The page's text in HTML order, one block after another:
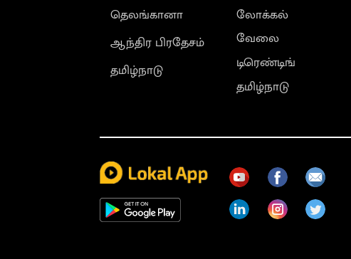
தெலங்கானா
ஆந்திர பிரதேசம்
தமிழ்நாடு
லோக்கல்
வேலை
டிரெண்டிங்
தமிழ்நாடு